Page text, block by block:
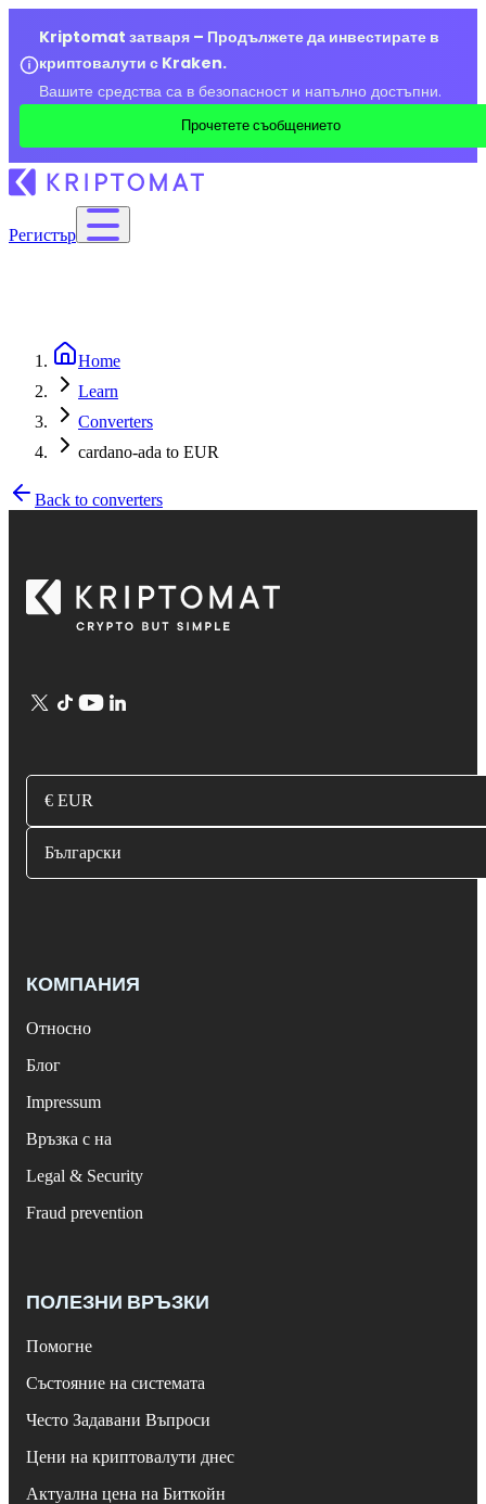
Kriptomat затваря – Продължете да инвестирате в
криптовалути с Kraken.
Вашите средства са в безопасност и напълно достъпни.
Прочетете съобщението
Регистър
Home
Learn
Converters
cardano-ada to EUR
Back to converters
€ EUR
Български
КОМПАНИЯ
Относно
Блог
Impressum
Връзка с на
Legal & Security
Fraud prevention
ПОЛЕЗНИ ВРЪЗКИ
Помогне
Състояние на системата
Често Задавани Въпроси
Цени на криптовалути днес
Актуална цена на Биткойн